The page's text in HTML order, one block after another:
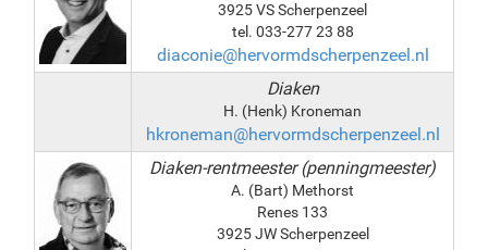
3925 VS Scherpenzeel
tel. 033-277 23 88
diaconie@hervormdscherpenzeel.nl
Diaken
H. (Henk) Kroneman
hkroneman@hervormdscherpenzeel.nl
Diaken-rentmeester (penningmeester)
A. (Bart) Methorst
Renes 133
3925 JW Scherpenzeel